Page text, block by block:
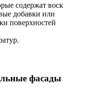
содержат воск
добавки или
поверхностей
фасады